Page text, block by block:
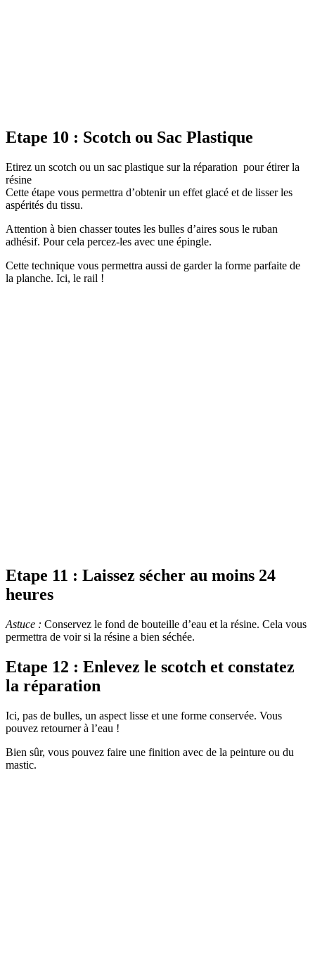
Etape 10 : Scotch ou Sac Plastique
Etirez un scotch ou un sac plastique sur la réparation pour étirer la
résine
Cette étape vous permettra d’obtenir un effet glacé et de lisser les
aspérités du tissu.
Attention à bien chasser toutes les bulles d’aires sous le ruban
adhésif. Pour cela percez-les avec une épingle.
Cette technique vous permettra aussi de garder la forme parfaite de
la planche. Ici, le rail !
Etape 11 : Laissez sécher au moins 24
heures
Astuce : Conservez le fond de bouteille d’eau et la résine. Cela vous
permettra de voir si la résine a bien séchée.
Etape 12 : Enlevez le scotch et constatez
la réparation
Ici, pas de bulles, un aspect lisse et une forme conservée. Vous
pouvez retourner à l’eau !
Bien sûr, vous pouvez faire une finition avec de la peinture ou du
mastic.